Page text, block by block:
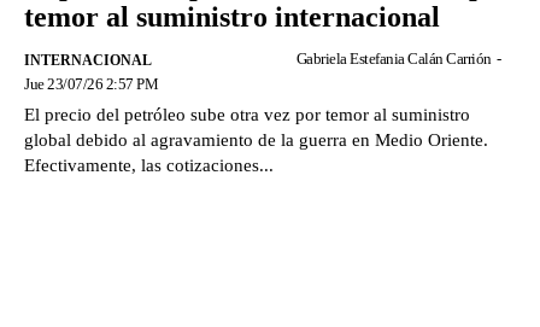
temor al suministro internacional
INTERNACIONAL Gabriela Estefania Calán Carrión -
Jue 23/07/26 2:57 PM
El precio del petróleo sube otra vez por temor al suministro
global debido al agravamiento de la guerra en Medio Oriente.
Efectivamente, las cotizaciones...